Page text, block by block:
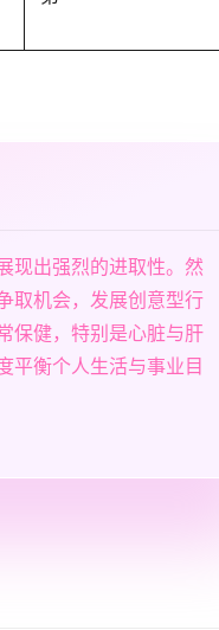
现出强烈的进取性。然
取机会，发展创意型行
保健，特别是心脏与肝
平衡个人生活与事业目